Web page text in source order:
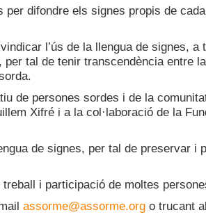
difondre els signes propis de
l’ús de la llengua de signes, a
tal de tenir transcendència entre
de persones sordes i de la
Xifré i a la col·laboració de la
de signes, per tal de preservar i
i participació de moltes
assorme@assorme.org o trucant